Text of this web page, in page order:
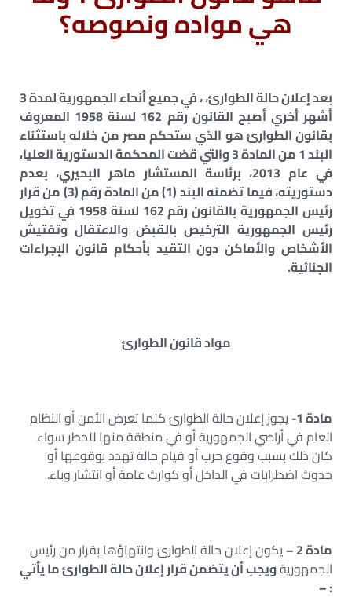
هي مواده ونصوصه؟
بعد إعلان حالة الطوارئ، ، في جميع أنحاء الجمهورية لمدة 3
أشهر أخري أصبح القانون رقم 162 لسنة 1958 المعروف
بقانون الطوارئ هو الذي ستحكم مصر من خلاله باستثناء
البند 1 من المادة 3 والتي قضت المحكمة الدستورية العليا،
في عام 2013، برئاسة المستشار ماهر البحيري، بعدم
دستوريته، فيما تضمنه البند (1) من المادة رقم (3) من قرار
رئيس الجمهورية بالقانون رقم 162 لسنة 1958 في تخويل
رئيس الجمهورية الترخيص بالقبض والاعتقال وتفتيش
الأشخاص والأماكن دون التقيد بأحكام قانون الإجراءات
الجنائية.
مواد قانون الطوارئ
مادة 1-
يجوز إعلان حالة الطوارئ كلما تعرض الأمن أو النظام
العام في أراضي الجمهورية أو في منطقة منها للخطر سواء
كان ذلك بسبب وقوع حرب أو قيام حالة تهدد بوقوعها أو
حدوث اضطرابات في الداخل أو كوارث عامة أو انتشار وباء.
مادة 2 –
يكون إعلان حالة الطوارئ وانتهاؤها بقرار من رئيس
الجمهوريةويجب أن يتضمن قرار إعلان حالة الطوارئ ما يأتي
: –